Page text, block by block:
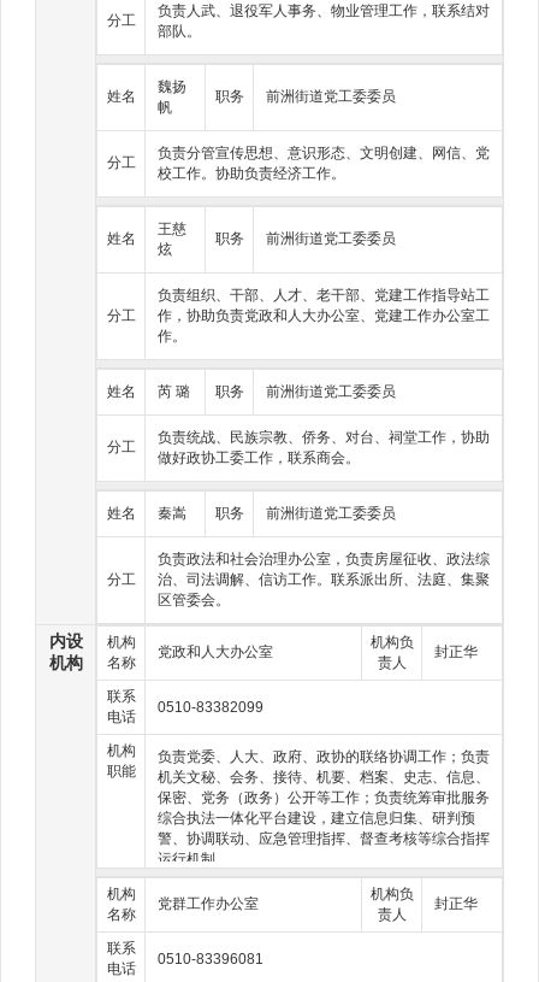
分工
负责人武、退役军人事务、物业管理工作，联系结对
部队。
姓名
魏扬
帆
职务 前洲街道党工委委员
分工
负责分管宣传思想、意识形态、文明创建、网信、党
校工作。协助负责经济工作。
姓名
王慈
炫
职务 前洲街道党工委委员
分工
负责组织、干部、人才、老干部、党建工作指导站工
作，协助负责党政和人大办公室、党建工作办公室工
作。
姓名 芮 璐 职务 前洲街道党工委委员
分工
负责统战、民族宗教、侨务、对台、祠堂工作，协助
做好政协工委工作，联系商会。
姓名 秦嵩 职务 前洲街道党工委委员
分工
负责政法和社会治理办公室，负责房屋征收、政法综
治、司法调解、信访工作。联系派出所、法庭、集聚
区管委会。
内设
机构
机构
名称
党政和人大办公室
机构负
责人
封正华
联系
电话
0510-83382099
机构
职能
负责党委、人大、政府、政协的联络协调工作；负责
机关文秘、会务、接待、机要、档案、史志、信息、
保密、党务（政务）公开等工作；负责统筹审批服务
综合执法一体化平台建设，建立信息归集、研判预
警、协调联动、应急管理指挥、督查考核等综合指挥
运行机制。
机构
名称
党群工作办公室
机构负
责人
封正华
联系
电话
0510-83396081